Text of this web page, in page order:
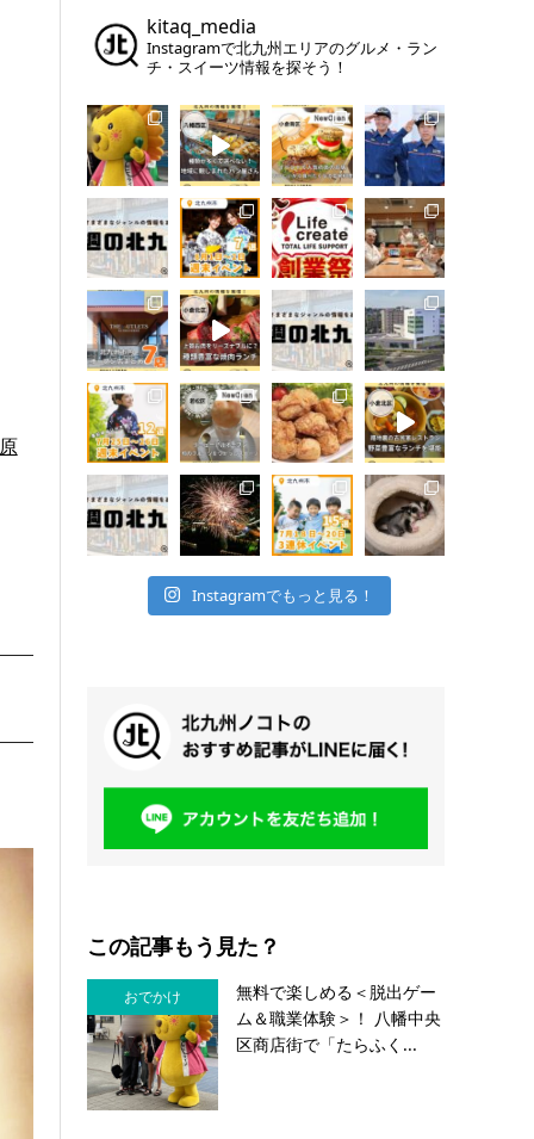
kitaq_media
Instagramで北九州エリアのグルメ・ラン
チ・スイーツ情報を探そう！
Instagramでもっと見る！
この記事もう見た？
おでかけ
無料で楽しめる＜脱出ゲー
ム＆職業体験＞！ 八幡中央
区商店街で「たらふく...